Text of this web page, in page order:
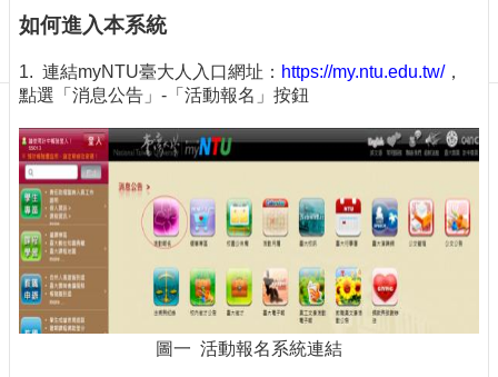
最
消
息
關
於
我
們
出
版
刊
物
如何進入本系統
1. 連結myNTU臺大人入口網址： https://my.ntu.edu.tw/，
點選「消息公告」-「活動報名」按鈕
圖一 活動報名系統連結